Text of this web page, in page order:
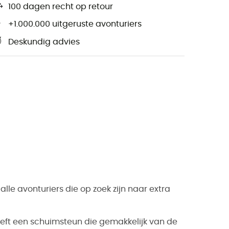
100 dagen recht op retour
+1.000.000 uitgeruste avonturiers
Deskundig advies
avonturiers die op zoek zijn naar extra
een schuimsteun die gemakkelijk van de